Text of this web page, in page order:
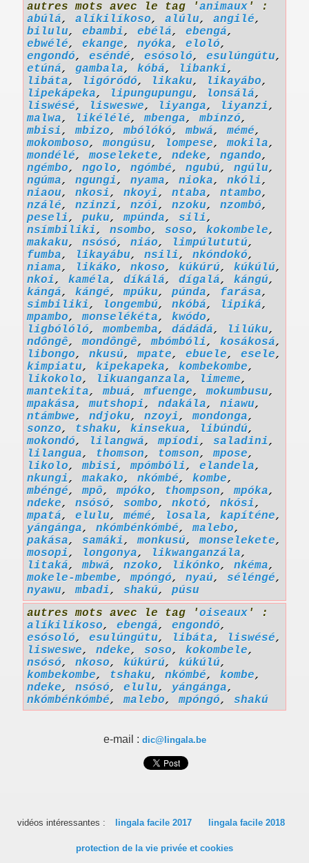
autres mots avec le tag 'animaux ' :
abúlá, alíkilíkoso, alúlu, angilé,
bilulu, ebambi, ebélá, ebengá,
ebwélé, ekange, nyóka, eloló,
engondó, eséndé, esósoló, esulúngútu,
etúná, gambala, kóbá, libanki,
libáta, ligóródó, likaku, likayábo,
lipekápeka, lipungupungu, lonsálá,
liswésé, lisweswe, liyanga, liyanzi,
malwa, likélélé,mbenga,mbínzó,
mbisi,mbizo,mbólókó,mbwá,mémé,
mokomboso,mongúsu, lompese,mokila,
mondélé,moselekete, ndeke, ngando,
ngémbo, ngolo, ngómbé, ngubú, ngúlu,
ngúma, ngungi, nyama, nioka, nkóli,
niaou, nkosi, nkoyi, ntaba, ntambo,
nzálé, nzinzi, nzói, nzoku, nzombó,
peseli, puku,mpúnda, sili,
nsímbiliki, nsombo, soso, kokombele,
makaku, nsósó, niáo, limpúlututú,
fumba, likayábu, nsili, nkóndokó,
niama, likáko, nkoso, kúkúrú, kúkúlú,
nkoi, kaméla, díkálá, dígalá, kángú,
kángá, kángé,mpúku, púnda, farása,
simbiliki, longembú, nkóbá, lipiká,
mpambo,monselékéta, kwódo,
ligbólóló,mombemba, dádádá, lilúku,
ndôngê,mondôngê,mbómbóli, kosákosá,
libongo, nkusú,mpate, ebuele, esele,
kimpiatu, kipekapeka, kombekombe,
likokolo, likuanganzala, limeme,
mantekita,mbuá,mfuenge,mokumbusu,
mpakása,mutshopi, ndakála, niawu,
ntámbwe, ndjoku, nzoyi,mondonga,
sonzo, tshaku, kinsekua, libúndú,
mokondó, lilangwá,mpíodi, saladini,
lilangua, thomson, tomson,mpose,
likolo,mbisi,mpómbóli, elandela,
nkungi,makako, nkómbé, kombe,
mbéngé,mpô,mpóko, thompson,mpóka,
ndeke, nsósó, sombo, nkotó, nkósi,
mpatá, elulu,mémé, losala, kapíténe,
yángánga, nkómbénkómbé,malebo,
pakása, samáki,monkusú,monselekete,
mosopi, longonya, likwanganzála,
litaká,mbwá, nzoko, likónko, nkéma,
mokele-mbembe,mpóngó, nyaú, séléngé,
nyawu,mbadi, shakú, púsu
autres mots avec le tag 'oiseaux ' :
alíkilíkoso, ebengá, engondó,
esósoló, esulúngútu, libáta, liswésé,
lisweswe, ndeke, soso, kokombele,
nsósó, nkoso, kúkúrú, kúkúlú,
kombekombe, tshaku, nkómbé, kombe,
ndeke, nsósó, elulu, yángánga,
nkómbénkómbé,malebo,mpóngó, shakú
e-mail : dic@lingala.be
vidéos intéressantes : lingala facile 2017 lingala facile 2018
protection de la vie privée et cookies